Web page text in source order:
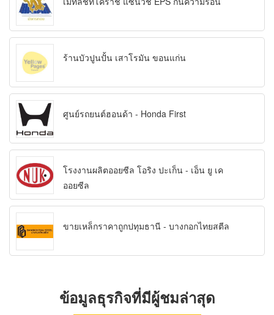
ร้านบัวปูนปั้น เสาโรมัน ขอนแก่น
ศูนย์รถยนต์ฮอนด้า - Honda First
โรงงานผลิตออยซีล โอริง ปะเก็น - เอ็น ยู เค
ออยซีล
ขายเหล็กราคาถูกปทุมธานี - บางกอกไทยสตีล
ข้อมูลธุรกิจที่มีผู้ชมล่าสุด